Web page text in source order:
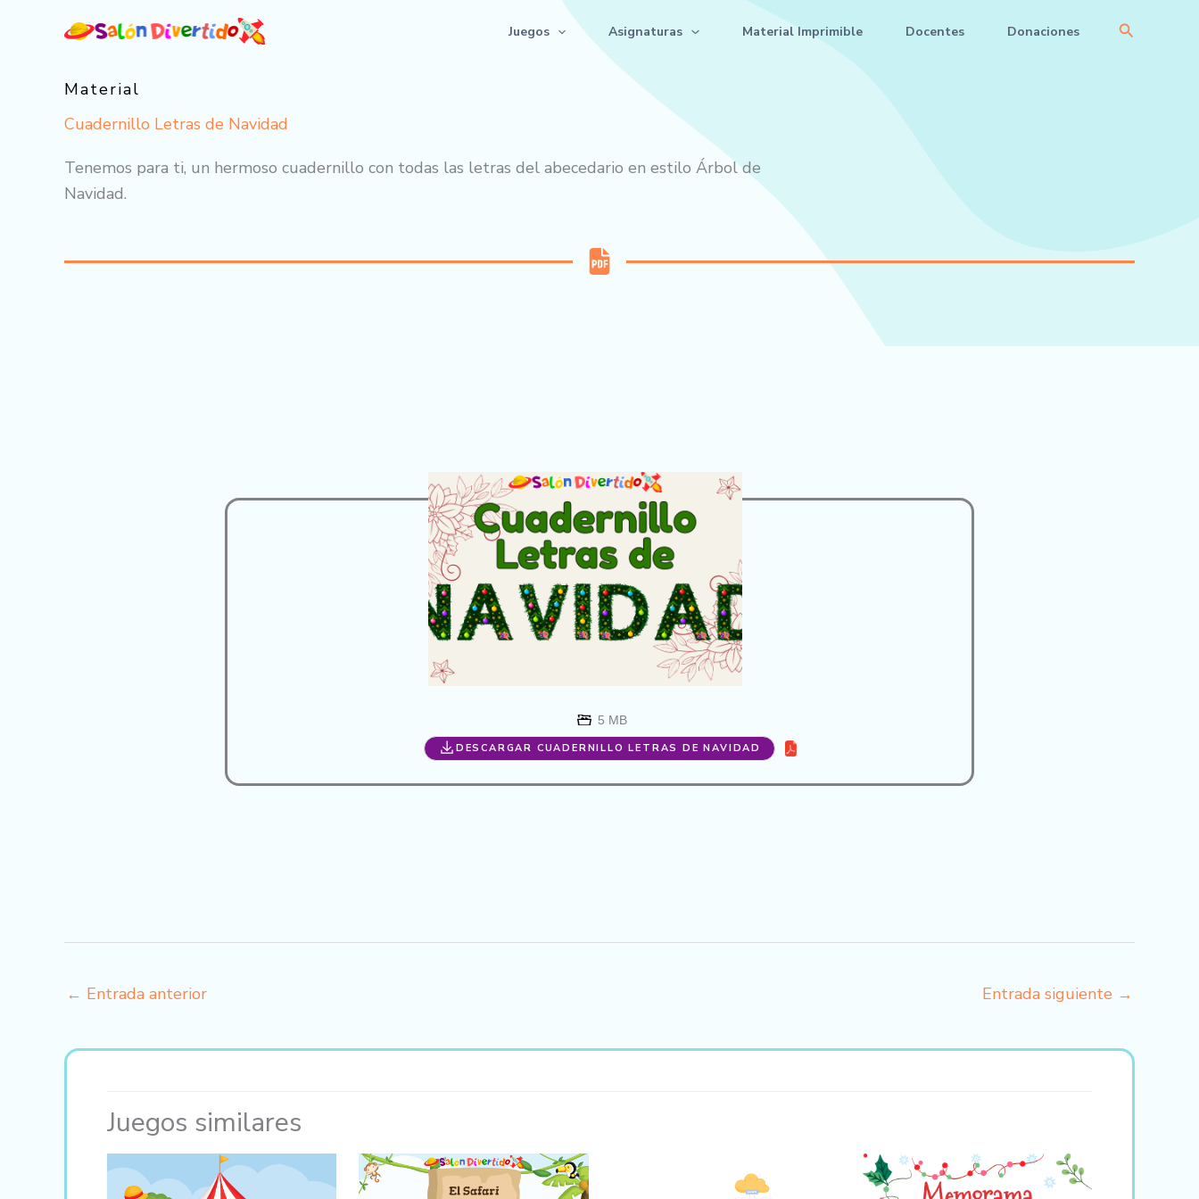
Juegos Asignaturas Material Imprimible Docentes Donaciones Buscar
Material
Cuadernillo Letras de Navidad
Tenemos para ti, un hermoso cuadernillo con todas las letras del abecedario en estilo Árbol de
Navidad.
DESCARGAR CUADERNILLO LETRAS DE NAVIDAD
5 MB
← Entrada anterior Entrada siguiente →
Juegos similares